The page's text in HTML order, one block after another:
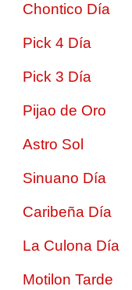
Chontico Día
Pick 4 Día
Pick 3 Día
Pijao de Oro
Astro Sol
Sinuano Día
Caribeña Día
La Culona Día
Motilon Tarde